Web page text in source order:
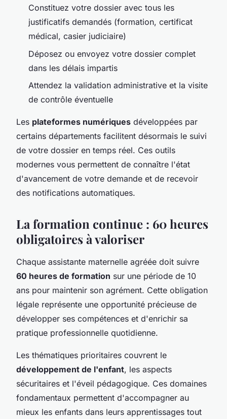
Constituez votre dossier avec tous les
justificatifs demandés (formation, certificat
médical, casier judiciaire)
Déposez ou envoyez votre dossier complet
dans les délais impartis
Attendez la validation administrative et la visite
de contrôle éventuelle
Les plateformes numériques développées par
certains départements facilitent désormais le suivi
de votre dossier en temps réel. Ces outils
modernes vous permettent de connaître l'état
d'avancement de votre demande et de recevoir
des notifications automatiques.
La formation continue : 60 heures
obligatoires à valoriser
Chaque assistante maternelle agréée doit suivre
60 heures de formation sur une période de 10
ans pour maintenir son agrément. Cette obligation
légale représente une opportunité précieuse de
développer ses compétences et d'enrichir sa
pratique professionnelle quotidienne.
Les thématiques prioritaires couvrent le
développement de l'enfant, les aspects
sécuritaires et l'éveil pédagogique. Ces domaines
fondamentaux permettent d'accompagner au
mieux les enfants dans leurs apprentissages tout